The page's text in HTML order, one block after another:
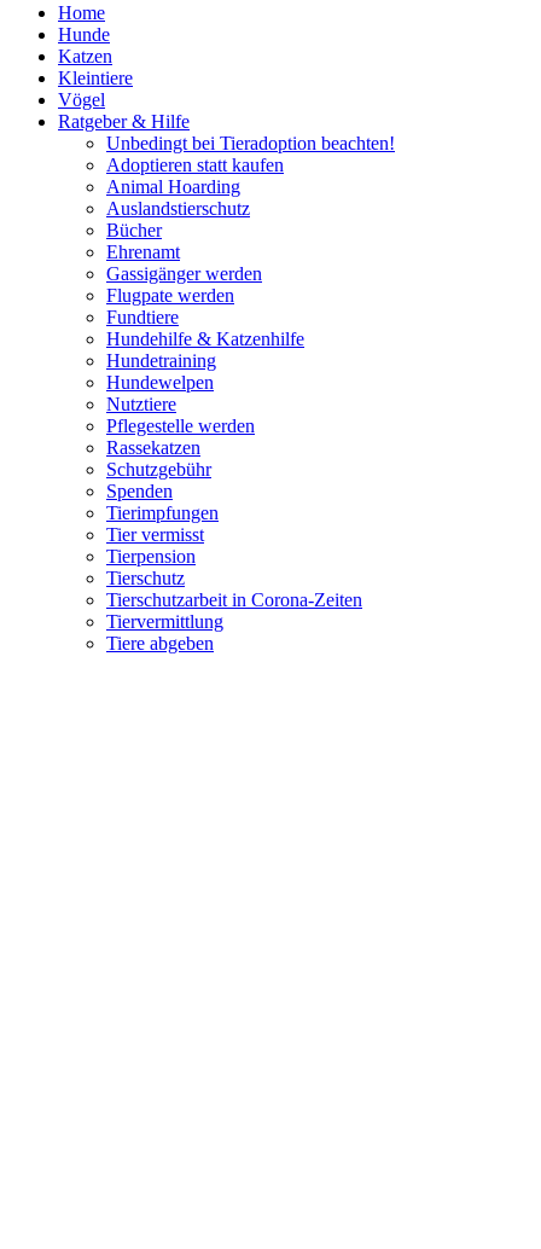
Home
Hunde
Katzen
Kleintiere
Vögel
Ratgeber & Hilfe
Unbedingt bei Tieradoption beachten!
Adoptieren statt kaufen
Animal Hoarding
Auslandstierschutz
Bücher
Ehrenamt
Gassigänger werden
Flugpate werden
Fundtiere
Hundehilfe & Katzenhilfe
Hundetraining
Hundewelpen
Nutztiere
Pflegestelle werden
Rassekatzen
Schutzgebühr
Spenden
Tierimpfungen
Tier vermisst
Tierpension
Tierschutz
Tierschutzarbeit in Corona-Zeiten
Tiervermittlung
Tiere abgeben